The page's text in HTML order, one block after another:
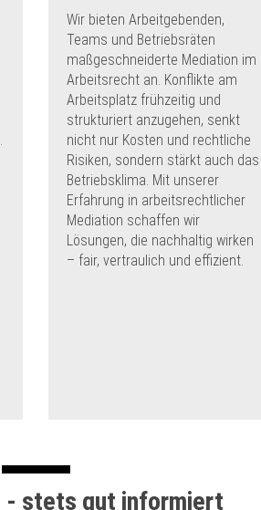
Wir bieten Arbeitgebenden,
Teams und Betriebsräten
maßgeschneiderte Mediation im
Arbeitsrecht an. Konflikte am
Arbeitsplatz frühzeitig und
strukturiert anzugehen, senkt
nicht nur Kosten und rechtliche
Risiken, sondern stärkt auch das
Betriebsklima. Mit unserer
Erfahrung in arbeitsrechtlicher
Mediation schaffen wir
Lösungen, die nachhaltig wirken
– fair, vertraulich und effizient.
- stets gut informiert